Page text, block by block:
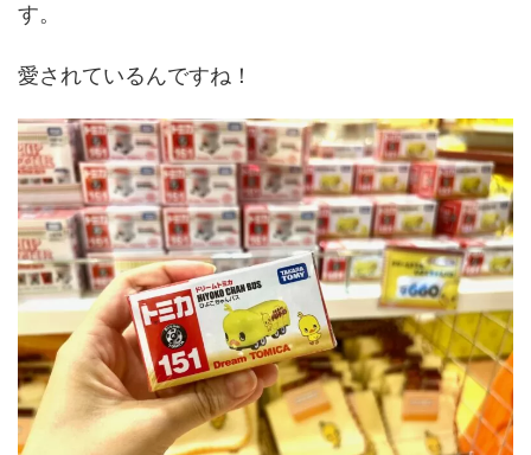
す。
愛されているんですね！